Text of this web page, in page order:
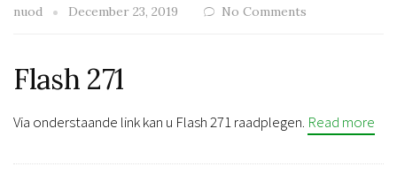
nuod December 23, 2019 No Comments
Flash 271
Via onderstaande link kan u Flash 271 raadplegen. Read more